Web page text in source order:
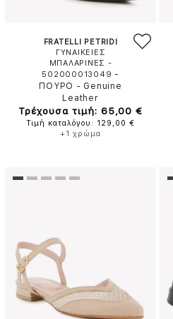
FRATELLI PETRIDI
ΓΥΝΑΙΚΕΙΕΣ
ΜΠΑΛΑΡΙΝΕΣ -
502000013049 -
ΠΟΥΡΟ - Genuine
Leather
Τρέχουσα τιμή: 65,00 €
Τιμή καταλόγου: 129,00 €
+1 χρώμα